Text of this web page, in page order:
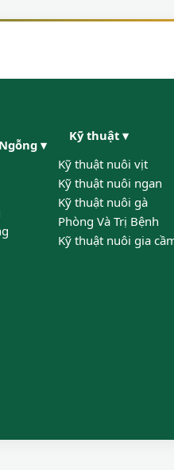
▾
Kỹ thuật ▾
Kỹ thuật nuôi vịt
Kỹ thuật nuôi ngan
Kỹ thuật nuôi gà
Phòng Và Trị Bệnh
Kỹ thuật nuôi gia